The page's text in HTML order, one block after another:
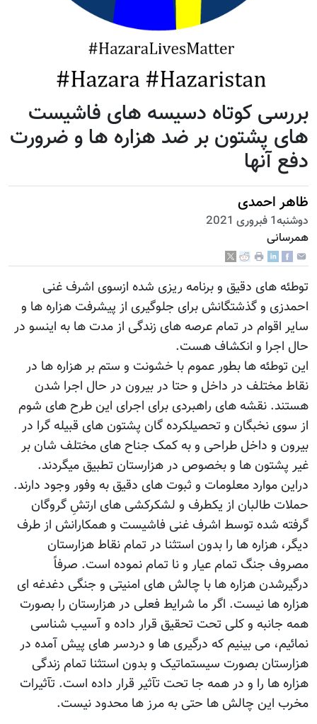
بررسی کوتاه دسیسه های فاشیست
های پشتون بر ضد هزاره ها و ضرورت
دفع آنها
ظاهر احمدی
دوشنبه1 فبروری 2021
همرسانی
توطئه های دقیق و برنامه ریزی شده ازسوی اشرف غنی
احمدزی و گذشتگانش برای جلوگیری از پیشرفت هزاره ها و
سایر اقوام در تمام عرصه های زندگی از مدت ها به اینسو در
حال اجرا و انکشاف هست.
این توطئه ها بطور عموم با خشونت و ستم بر هزاره ها در
نقاط مختلف در داخل و حتا در بیرون در حال اجرا شدن
هستند. نقشه های راهبردی برای اجرای این طرح های شوم
از سوی نخبگان و تحصیلکرده گان پشتون های قبیله گرا در
بیرون و داخل طراحی و به کمک جناح های مختلف شان بر
غیر پشتون ها و بخصوص در هزارستان تطبیق میگردند.
دراین موارد معلومات و ثبوت های دقیق به وفور وجود دارند.
حملات طالبان از یکطرف و لشکرکشی های ارتشِ گروگان
گرفته شده توسط اشرف غنی فاشیست و همکارانش از طرف
دیگر، هزاره ها را بدون استثنا در تمام نقاط هزارستان
مصروف جنگ تمام عیار و نا تمام نموده است. صرفاً
درگیرشدن هزاره ها با چالش های امنیتی و جنگی دغدغه ای
هزاره ها نیست. اگر ما شرایط فعلی در هزارستان را بصورت
همه جانبه و کلی تحت تحقیق قرار داده و آسیب شناسی
نمائیم، می بینیم که درگیری ها و دردسر های پیش آمده در
هزارستان بصورت سیستماتیک و بدون استثنا تمام زندگی
هزاره ها را و در همه جا تحت تآثیر قرار داده است. تآثیرات
مخرب این چالش ها حتی به مرز ها محدود نیست.